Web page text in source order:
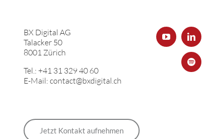
BX Digital AG
Talacker 50
8001 Zürich
Tel.: +41 31 329 40 60
E-Mail: contact@bxdigital.ch
Jetzt Kontakt aufnehmen